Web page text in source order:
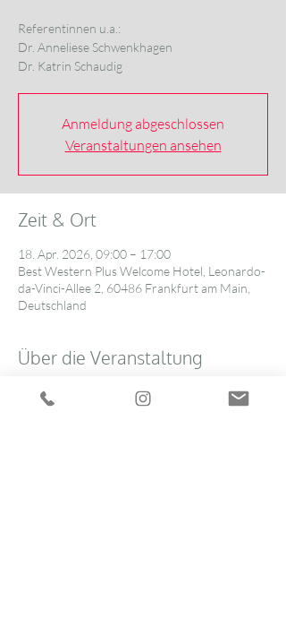
Referentinnen u.a.:
Dr. Anneliese Schwenkhagen
Dr. Katrin Schaudig
Anmeldung abgeschlossen
Veranstaltungen ansehen
Zeit & Ort
18. Apr. 2026, 09:00 – 17:00
Best Western Plus Welcome Hotel, Leonardo-
da-Vinci-Allee 2, 60486 Frankfurt am Main,
Deutschland
Über die Veranstaltung
Modul 2
Samstag, den 18.04.2026